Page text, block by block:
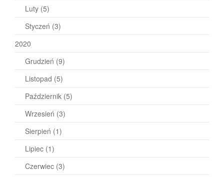
Luty (5)
Styczeń (3)
2020
Grudzień (9)
Listopad (5)
Październik (5)
Wrzesień (3)
Sierpień (1)
Lipiec (1)
Czerwiec (3)